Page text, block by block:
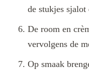
de stukjes
De room en
vervolgens de
Op smaak